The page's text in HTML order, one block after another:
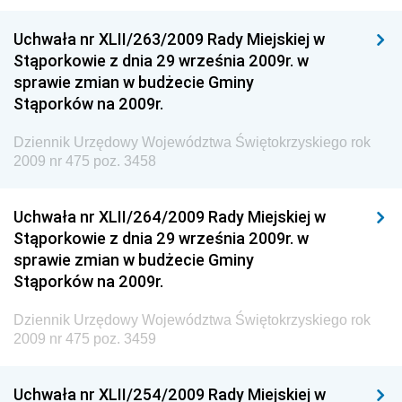
Dziennik Urzędowy Ministerstwa Administracji,
Gospodarki Terenowej i Ochrony Środowiska
Dziennik Urzędowy Ministerstwa Administracji i
Gospodarki Przestrzennej
Dziennik Urzędowy Unii Europejskiej, L
Dziennik Urzędowy Ministerstwa Przemysłu
Chemicznego i Lekkiego
Dziennik Urzędowy Ministerstwa Rolnictwa i
Gospodarki Żywnościowej
Dziennik Urzędowy Ministra Rodziny, Pracy i Polityki
Społecznej
Dziennik Urzędowy Ministra Rozwoju
Uchwała nr XLII/263/2009 Rady Miejskiej w
Stąporkowie z dnia 29 września 2009r. w
sprawie zmian w budżecie Gminy
Stąporków na 2009r.
Dziennik Urzędowy Województwa Świętokrzyskiego rok
2009 nr 475 poz. 3458
Uchwała nr XLII/264/2009 Rady Miejskiej w
Stąporkowie z dnia 29 września 2009r. w
sprawie zmian w budżecie Gminy
Stąporków na 2009r.
Dziennik Urzędowy Województwa Świętokrzyskiego rok
2009 nr 475 poz. 3459
Uchwała nr XLII/254/2009 Rady Miejskiej w